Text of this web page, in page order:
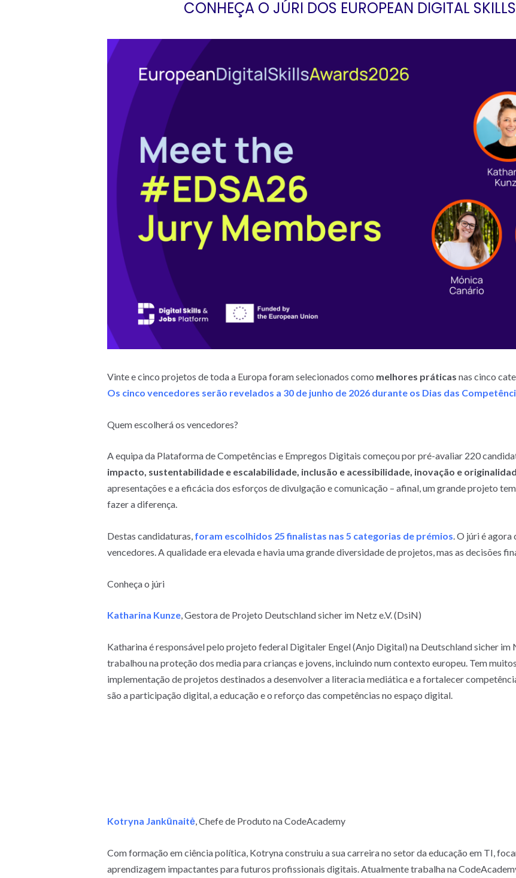
CONHEÇA O JÚRI DOS EUROPEAN DIGITAL
Vinte e cinco projetos de toda a Europa foram selecionados como melhores práticas nas cinco
Os cinco vencedores serão revelados a 30 de junho de 2026 durante os Dias das
Quem escolherá os vencedores?
A equipa da Plataforma de Competências e Empregos Digitais começou por pré-avaliar 220
impacto, sustentabilidade e escalabilidade, inclusão e acessibilidade, inovação e
apresentações e a eficácia dos esforços de divulgação e comunicação – afinal, um grande projeto
fazer a diferença.
Destas candidaturas, foram escolhidos 25 finalistas nas 5 categorias de prémios. O júri é agora
vencedores. A qualidade era elevada e havia uma grande diversidade de projetos, mas as decisões
Conheça o júri
Katharina Kunze, Gestora de Projeto Deutschland sicher im Netz e.V. (DsiN)
Katharina é responsável pelo projeto federal Digitaler Engel (Anjo Digital) na Deutschland sicher im
trabalhou na proteção dos media para crianças e jovens, incluindo num contexto europeu. Tem
implementação de projetos destinados a desenvolver a literacia mediática e a fortalecer
são a participação digital, a educação e o reforço das competências no espaço digital.
Kotryna Jankūnaitė, Chefe de Produto na CodeAcademy
Com formação em ciência política, Kotryna construiu a sua carreira no setor da educação em TI,
aprendizagem impactantes para futuros profissionais digitais. Atualmente trabalha na